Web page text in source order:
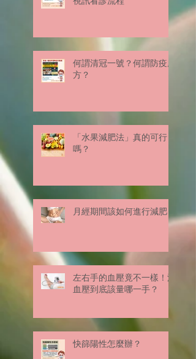
何謂清冠一號？何謂防疫處
方？
「水果減肥法」真的可行
嗎？
月經期間該如何進行減肥？
左右手的血壓竟不一樣！測
血壓到底該量哪一手？
快篩陽性怎麼辦？